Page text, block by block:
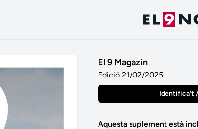
El 9 Magazin
Edició 21/02/2025
Identifica't
Aquesta suplement està